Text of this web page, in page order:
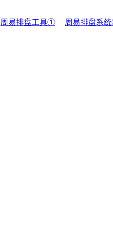
周易排盘工具① 周易排盘系